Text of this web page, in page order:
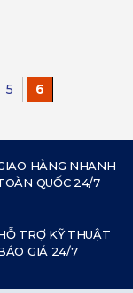
5 6
HÀNG NHANH
QUỐC 24/7
TRỢ KỸ THUẬT
GIÁ 24/7